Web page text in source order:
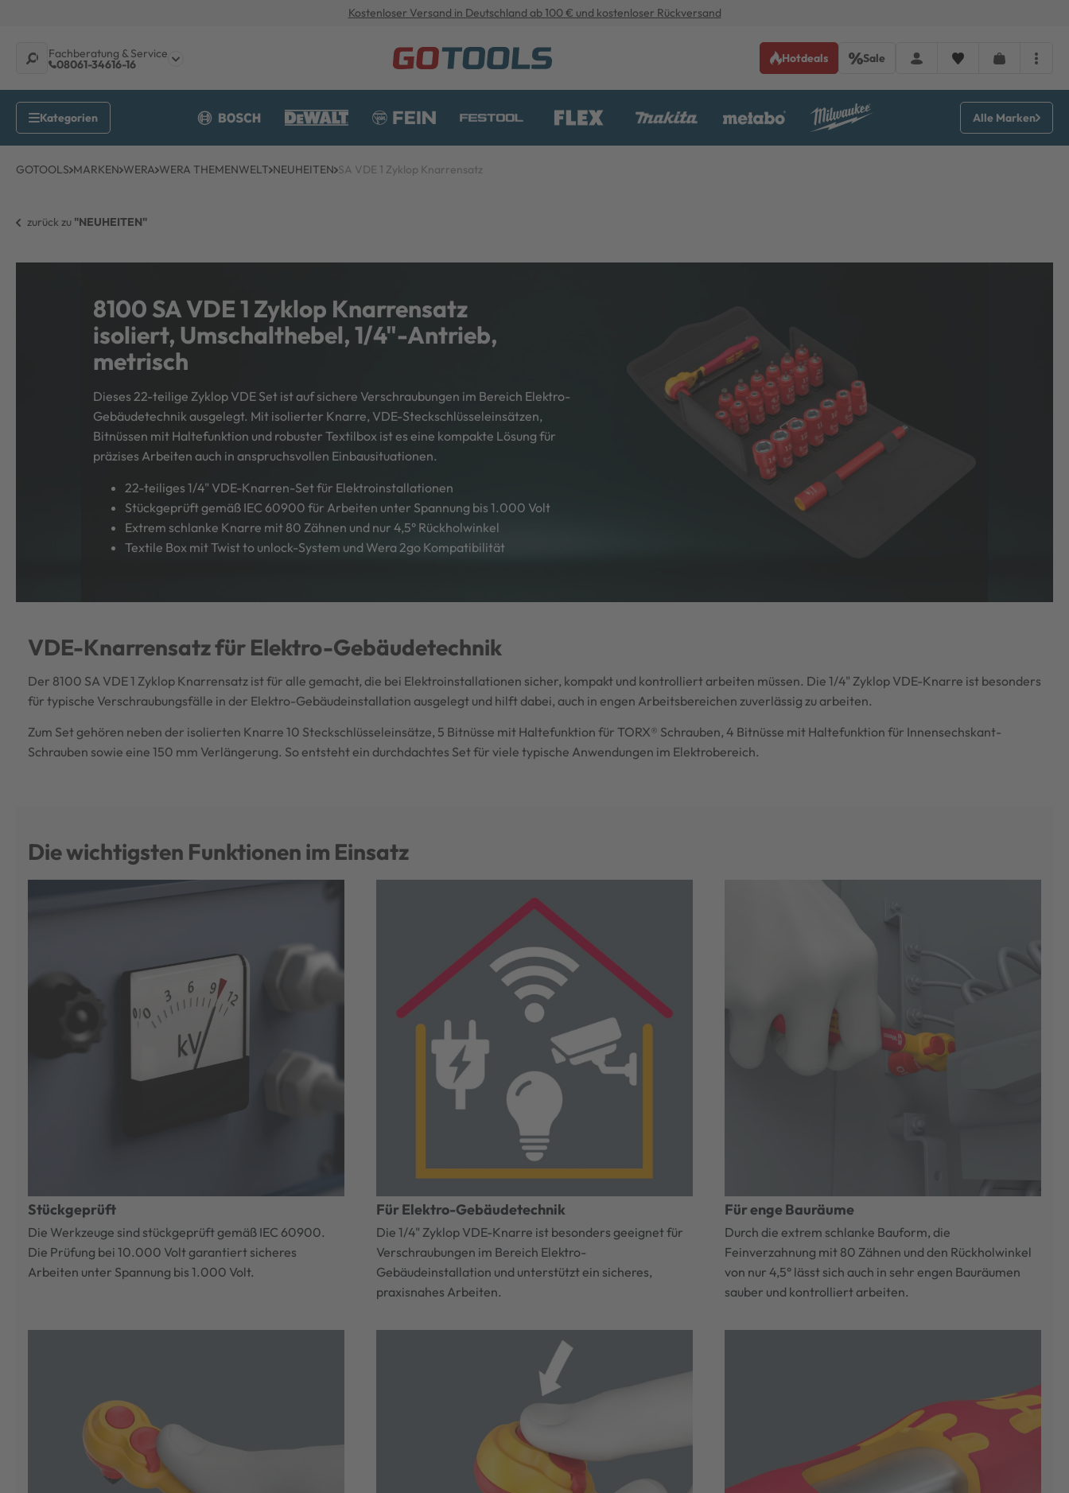
Kostenloser Versand in Deutschland ab 100 € und kostenloser Rückversand
Fachberatung & Service
08061-34616-16 Hotdeals Sale
Alle Marken
GOTOOLS MARKEN WERA WERA THEMENWELT NEUHEITEN SA VDE 1 Zyklop Knarrensatz
zurück zu "NEUHEITEN"
8100 SA VDE 1 Zyklop Knarrensatz
isoliert, Umschalthebel, 1/4"-Antrieb,
metrisch
Dieses 22-teilige Zyklop VDE Set ist auf sichere Verschraubungen im Bereich Elektro-
Gebäudetechnik ausgelegt. Mit isolierter Knarre, VDE-Steckschlüsseleinsätzen,
Bitnüssen mit Haltefunktion und robuster Textilbox ist es eine kompakte Lösung für
präzises Arbeiten auch in anspruchsvollen Einbausituationen.
22-teiliges 1/4" VDE-Knarren-Set für Elektroinstallationen
Stückgeprüft gemäß IEC 60900 für Arbeiten unter Spannung bis 1.000 Volt
Extrem schlanke Knarre mit 80 Zähnen und nur 4,5° Rückholwinkel
Textile Box mit Twist to unlock-System und Wera 2go Kompatibilität
VDE-Knarrensatz für Elektro-Gebäudetechnik
Der 8100 SA VDE 1 Zyklop Knarrensatz ist für alle gemacht, die bei Elektroinstallationen sicher, kompakt und kontrolliert arbeiten müssen. Die 1/4" Zyklop VDE-Knarre ist besonders
für typische Verschraubungsfälle in der Elektro-Gebäudeinstallation ausgelegt und hilft dabei, auch in engen Arbeitsbereichen zuverlässig zu arbeiten.
Zum Set gehören neben der isolierten Knarre 10 Steckschlüsseleinsätze, 5 Bitnüsse mit Haltefunktion für TORX® Schrauben, 4 Bitnüsse mit Haltefunktion für Innensechskant-
Schrauben sowie eine 150 mm Verlängerung. So entsteht ein durchdachtes Set für viele typische Anwendungen im Elektrobereich.
Die wichtigsten Funktionen im Einsatz
Stückgeprüft
Die Werkzeuge sind stückgeprüft gemäß IEC 60900.
Die Prüfung bei 10.000 Volt garantiert sicheres
Arbeiten unter Spannung bis 1.000 Volt.
Für Elektro-Gebäudetechnik
Die 1/4" Zyklop VDE-Knarre ist besonders geeignet für
Verschraubungen im Bereich Elektro-
Gebäudeinstallation und unterstützt ein sicheres,
praxisnahes Arbeiten.
Für enge Bauräume
Durch die extrem schlanke Bauform, die
Feinverzahnung mit 80 Zähnen und den Rückholwinkel
von nur 4,5° lässt sich auch in sehr engen Bauräumen
sauber und kontrolliert arbeiten.